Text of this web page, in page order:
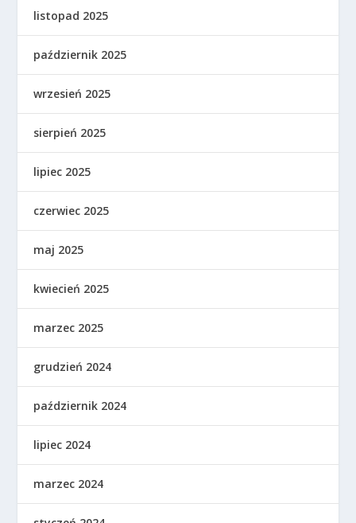
listopad 2025
październik 2025
wrzesień 2025
sierpień 2025
lipiec 2025
czerwiec 2025
maj 2025
kwiecień 2025
marzec 2025
grudzień 2024
październik 2024
lipiec 2024
marzec 2024